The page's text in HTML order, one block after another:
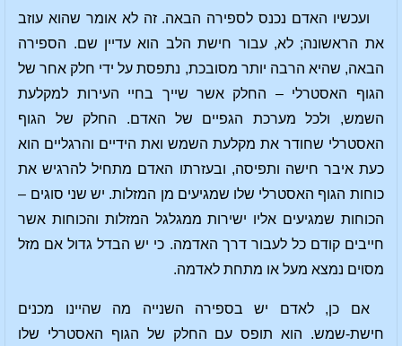
ועכשיו האדם נכנס לספירה הבאה. זה לא אומר שהוא עוזב
את הראשונה; לא, עבור חישת הלב הוא עדיין שם. הספירה
הבאה, שהיא הרבה יותר מסובכת, נתפסת על ידי חלק אחר של
הגוף האסטרלי – החלק אשר שייך בחיי העירות למקלעת
השמש, ולכל מערכת הגפיים של האדם. החלק של הגוף
האסטרלי שחודר את מקלעת השמש ואת הידיים והרגליים הוא
כעת איבר חישה ותפיסה, ובעזרתו האדם מתחיל להרגיש את
כוחות הגוף האסטרלי שלו שמגיעים מן המזלות. יש שני סוגים –
הכוחות שמגיעים אליו ישירות ממגלגל המזלות והכוחות אשר
חייבים קודם כל לעבור דרך האדמה. כי יש הבדל גדול אם מזל
מסוים נמצא מעל או מתחת לאדמה.
אם כן, לאדם יש בספירה השנייה מה שהיינו מכנים
חישת-שמש. הוא תופס עם החלק של הגוף האסטרלי שלו